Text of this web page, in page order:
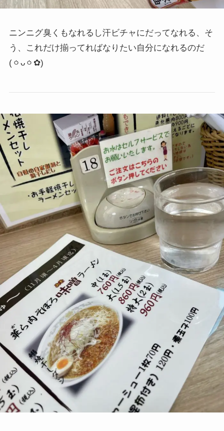
ニンニグ臭くもなれるし汗ビチャにだってなれる、そ
う、これだけ揃ってればなりたい自分になれるのだ
(ㆁᴗㆁ✿)